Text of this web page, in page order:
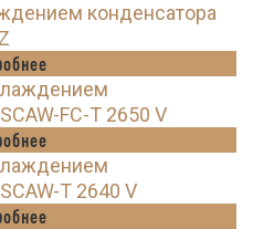
конденсатора
FC-T 2650 V
T 2640 V